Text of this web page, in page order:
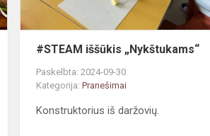
#STEAM iššūkis „Nykštukams“
Paskelbta: 2024-09-30
Kategorija:Pranešimai
Konstruktorius iš daržovių.